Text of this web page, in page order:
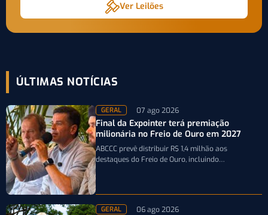
Ver Leilões
ÚLTIMAS NOTÍCIAS
GERAL 07 ago 2026
Final da Expointer terá premiação
milionária no Freio de Ouro em 2027
ABCCC prevê distribuir R$ 1,4 milhão aos
destaques do Freio de Ouro, incluindo
GERAL 06 ago 2026